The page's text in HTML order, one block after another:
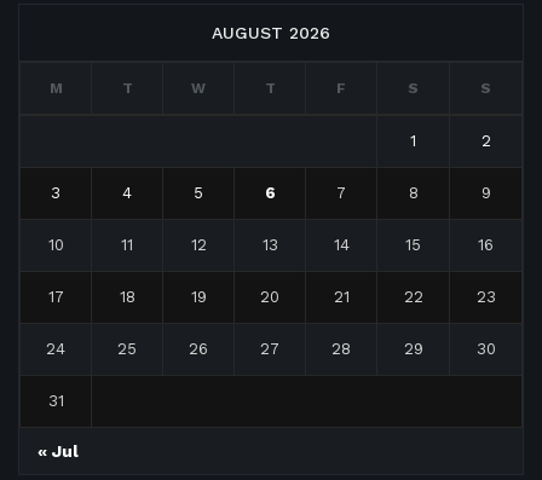
AUGUST 2026
M T W T F S S
1 2
3 4 5 6 7 8 9
10 11 12 13 14 15 16
17 18 19 20 21 22 23
24 25 26 27 28 29 30
31
« Jul